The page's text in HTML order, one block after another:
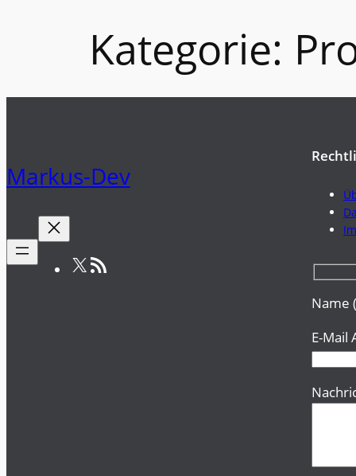
Kategorie:
Markus-Dev
X RSS-Feed
Name
E-Mail